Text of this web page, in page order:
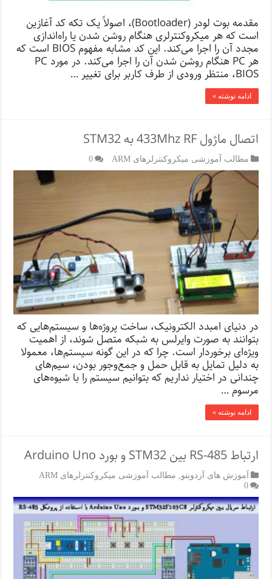
مقدمه بوت لودر (Bootloader)، اصولاً یک تکه کد آغازین
است که هر میکروکنترلری هنگام روشن شدن یا راه‌اندازی
مجدد آن را اجرا می‌کند. این کد مشابه مفهوم BIOS است که
هر PC هنگام روشن شدن آن را اجرا می‌کند. در مورد PC
،BIOS منتظر ورودی از طرف کاربر برای تغییر …
ادامه نوشته »
اتصال ماژول 433Mhz RF به STM32
مطالب آموزشی میکروکنترلرهای ARM 0
در دنیای امبدد الکترونیک، ساخت پروژه‌ها و سیستم‌هایی که
بتوانند به صورت وایرلس به شبکه متصل شوند، از اهمیت
ویژه‌ای برخوردار است. چرا که در این گونه سیستم‌ها، معمولا
به دلیل تمایل به قابل حمل و جمع‌وجور بودن، سیم‌های
چندانی در اختیار نداریم که بتوانیم سیستم را با شیوه‌های
مرسوم …
ادامه نوشته »
ارتباط RS-485 بین STM32 و بورد Arduino Uno
آموزش های آردوینو, مطالب آموزشی میکروکنترلرهای ARM
0